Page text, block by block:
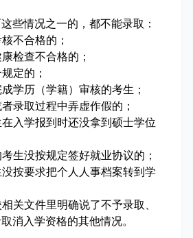
些情况之一的，都不能录取：
不合格的；
检查不合格的；
定的；
学历（学籍）审核的考生；
录取过程中弄虚作假的；
入学报到时还没拿到硕士学位
生没按规定签好就业协议的；
按要求把个人人事档案转到学
关文件里明确说了不予录取、
消入学资格的其他情况。